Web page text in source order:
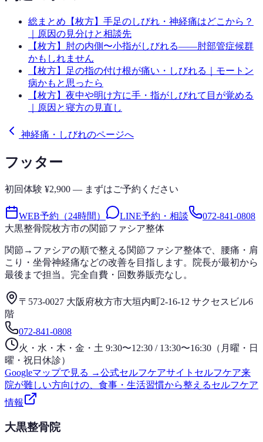
総まとめ 【枚方】手足のしびれ・神経痛はどこから？
｜原因の見分けと相談先
【枚方】肘の内側〜小指がしびれる——肘部管症候群
かもしれません
【枚方】足の指の付け根が痛い・しびれる｜モートン
病かもと思ったら
【枚方】夜中や明け方に手・指がしびれて目が覚める
｜原因と寝方の見直し
神経痛・しびれのページへ
フッター
初回体験 ¥2,900 — まずはご予約ください
WEB予約（24時間） LINE予約・相談
072-841-0808
大黒整骨院枚方市の関節ファシア整体
関節→ファシアの順で整える関節ファシア整体で、腰痛・肩
こり・坐骨神経痛などの改善を目指します。院長が最初から
最後まで担当。完全自費・回数券販売なし。
〒573-0027 大阪府枚方市大垣内町2-16-12 サクセスビル6
階
072-841-0808
火・水・木・金・土 9:30〜12:30 / 13:30〜16:30（月曜・日
曜・祝日休診）
Googleマップで見る →公式セルフケアサイト セルフケア来
院が難しい方向けの、食事・生活習慣から整えるセルフケア
情報
大黒整骨院